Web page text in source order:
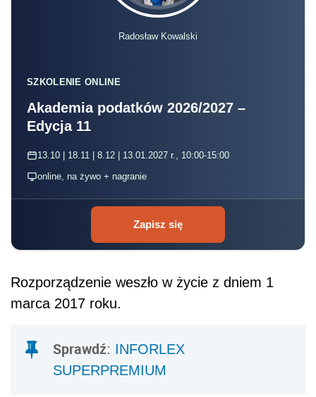
Radosław Kowalski
SZKOLENIE ONLINE
Akademia podatków 2026/2027 –
Edycja 11
13.10 | 18.11 | 8.12 | 13.01.2027 r., 10:00-15:00
online, na żywo + nagranie
Zapisz się
Rozporządzenie weszło w życie z dniem 1
marca 2017 roku.
Sprawdź: INFORLEX
SUPERPREMIUM